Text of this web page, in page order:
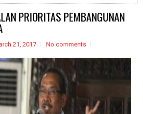
PRIORITAS PEMBANGUNAN
21, 2017 No comments